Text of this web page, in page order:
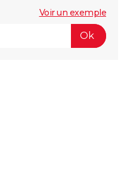
Voir un exemple